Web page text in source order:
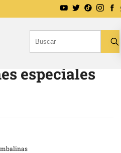
especiales